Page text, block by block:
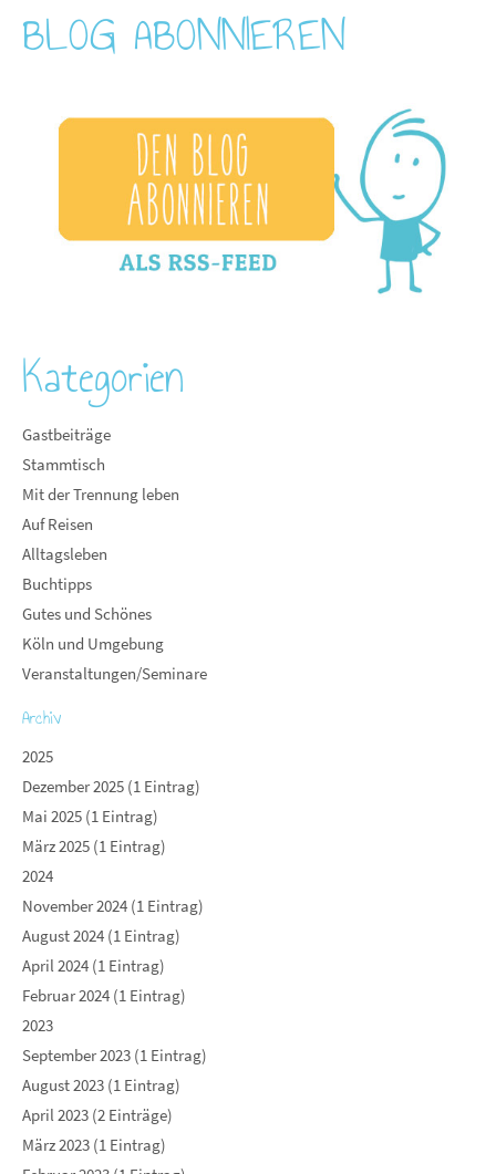
BLOG ABONNIEREN
Kategorien
Gastbeiträge
Stammtisch
Mit der Trennung leben
Auf Reisen
Alltagsleben
Buchtipps
Gutes und Schönes
Köln und Umgebung
Veranstaltungen/Seminare
Archiv
2025
Dezember 2025 (1 Eintrag)
Mai 2025 (1 Eintrag)
März 2025 (1 Eintrag)
2024
November 2024 (1 Eintrag)
August 2024 (1 Eintrag)
April 2024 (1 Eintrag)
Februar 2024 (1 Eintrag)
2023
September 2023 (1 Eintrag)
August 2023 (1 Eintrag)
April 2023 (2 Einträge)
März 2023 (1 Eintrag)